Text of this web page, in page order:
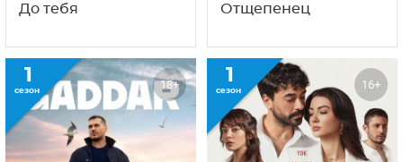
До тебя Отщепенец
1
сезон 18+ 1
сезон 16+